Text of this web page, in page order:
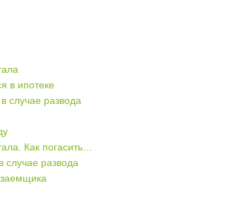
в ипотеке
случае развода
Как погасить…
случае развода
заемщика